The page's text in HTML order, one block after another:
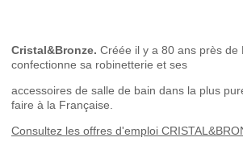
Cristal&Bronze. Créée il y a 80 ans près de
confectionne sa robinetterie et ses
accessoires de salle de bain dans la plus
faire à la Française.
Consultez les offres d'emploi